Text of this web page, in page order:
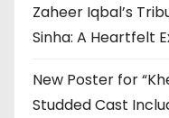
Zaheer Iqbal’s
Sinha: A Heartfelt
New Poster for
Studded Cast